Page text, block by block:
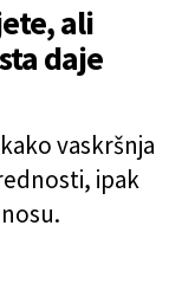
ali
daje
vaskršnja
ipak